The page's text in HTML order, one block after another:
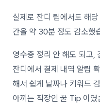
실제로 잔디 팀에서도 해
간을 약 30분 정도 감소했
영수증 정리 안 해도 되고,
잔디에서 결제 내역 알림
해서 쉽게 날짜나 키워드
아끼는 직장인 꿀 Tip 이였